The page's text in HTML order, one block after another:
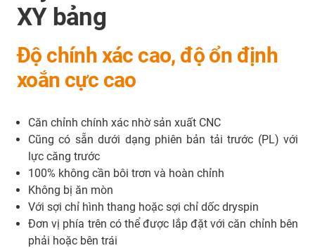
XY bảng
Độ chính xác cao, độ ổn định
xoắn cực cao
Căn chỉnh chính xác nhờ sản xuất CNC
Cũng có sẵn dưới dạng phiên bản tải trước (PL) với
lực căng trước
100% không cần bôi trơn và hoàn chỉnh
Không bị ăn mòn
Với sợi chỉ hình thang hoặc sợi chỉ dốc dryspin
Đơn vị phía trên có thể được lắp đặt với căn chỉnh bên
phải hoặc bên trái